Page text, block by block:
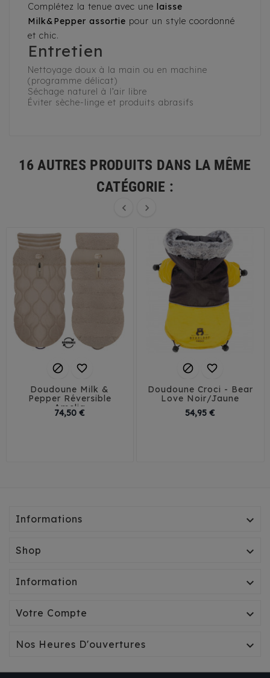
Complétez la tenue avec une laisse
Milk&Pepper assortie pour un style coordonné
et chic.
Entretien
Nettoyage doux à la main ou en machine
(programme délicat)
Séchage naturel à l’air libre
Éviter sèche-linge et produits abrasifs
16 AUTRES PRODUITS DANS LA MÊME
CATÉGORIE :
 
 
Doudoune Milk &
Pepper Réversible
Amelia
74,50 €
 
Doudoune Croci - Bear
Love Noir/Jaune
54,95 €
Informations 
Shop 
Information 
Votre Compte 
Nos Heures D'ouvertures 